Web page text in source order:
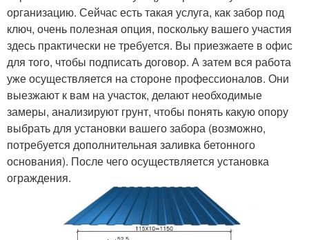
организацию. Сейчас есть такая услуга, как забор под
ключ, очень полезная опция, поскольку вашего участия
здесь практически не требуется. Вы приезжаете в офис
для того, чтобы подписать договор. А затем вся работа
уже осуществляется на стороне профессионалов. Они
выезжают к вам на участок, делают необходимые
замеры, анализируют грунт, чтобы понять какую опору
выбрать для установки вашего забора (возможно,
потребуется дополнительная заливка бетонного
основания). После чего осуществляется установка
ограждения.